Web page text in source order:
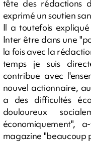
tête des rédactions
exprimé un soutien
Il a toutefois
Inter être dans une
la fois avec la
temps je suis
contribue avec
nouvel actionnaire,
a des difficultés
douloureux
économiquement",
magazine "beaucoup